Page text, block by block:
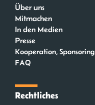
Über uns
Mitmachen
In den Medien
Presse
Kooperation, Sponsoring
FAQ
Rechtliches